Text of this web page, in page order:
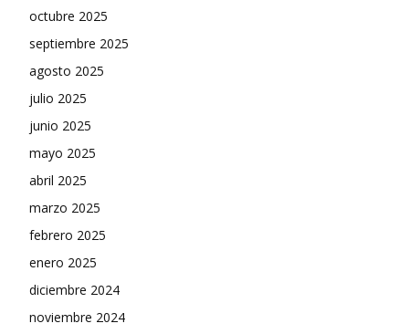
octubre 2025
septiembre 2025
agosto 2025
julio 2025
junio 2025
mayo 2025
abril 2025
marzo 2025
febrero 2025
enero 2025
diciembre 2024
noviembre 2024